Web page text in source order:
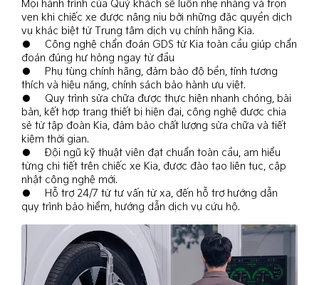
Mọi hành trình của Quý khách sẽ luôn nhẹ nhàng và trọn
vẹn khi chiếc xe được nâng niu bởi những đặc quyền dịch
vụ khác biệt từ Trung tâm dịch vụ chính hãng Kia.
● Công nghệ chẩn đoán GDS từ Kia toàn cầu giúp chẩn
đoán đúng hư hỏng ngay từ đầu
● Phụ tùng chính hãng, đảm bảo độ bền, tính tương
thích và hiệu năng, chính sách bảo hành ưu việt.
● Quy trình sửa chữa được thực hiện nhanh chóng, bài
bản, kết hợp trang thiết bị hiện đại, công nghệ được chia
sẻ từ tập đoàn Kia, đảm bảo chất lượng sửa chữa và tiết
kiệm thời gian.
● Đội ngũ kỹ thuật viên đạt chuẩn toàn cầu, am hiểu
từng chi tiết trên chiếc xe Kia, được đào tạo liên tục, cập
nhật công nghệ mới.
● Hỗ trợ 24/7 từ tư vấn từ xa, đến hỗ trợ hướng dẫn
quy trình bảo hiểm, hướng dẫn dịch vụ cứu hộ.